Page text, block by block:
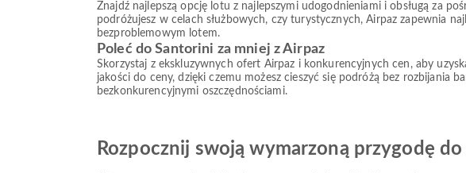
Znajdź najlepszą opcję lotu z najlepszymi udogodnieniami i obsługą za
podróżujesz w celach służbowych, czy turystycznych, Airpaz zapewnia
bezproblemowym lotem.
Poleć do Santorini za mniej z Airpaz
Skorzystaj z ekskluzywnych ofert Airpaz i konkurencyjnych cen, aby
jakości do ceny, dzięki czemu możesz cieszyć się podróżą bez rozbijania
bezkonkurencyjnymi oszczędnościami.
Rozpocznij swoją wymarzoną przygodę